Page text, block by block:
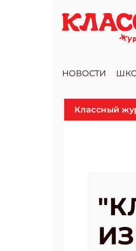
НОВОСТИ
Классный